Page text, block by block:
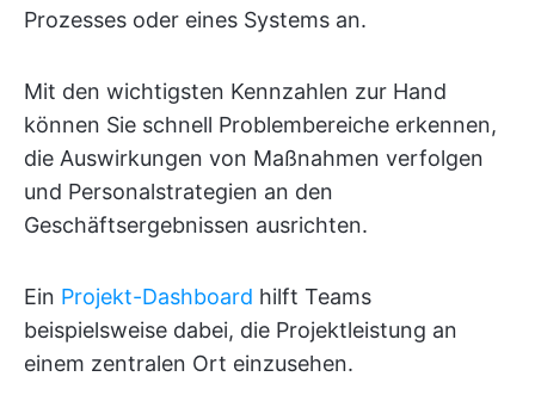
Prozesses oder eines Systems an.
Mit den wichtigsten Kennzahlen zur Hand
können Sie schnell Problembereiche erkennen,
die Auswirkungen von Maßnahmen verfolgen
und Personalstrategien an den
Geschäftsergebnissen ausrichten.
Ein Projekt-Dashboard hilft Teams
beispielsweise dabei, die Projektleistung an
einem zentralen Ort einzusehen.